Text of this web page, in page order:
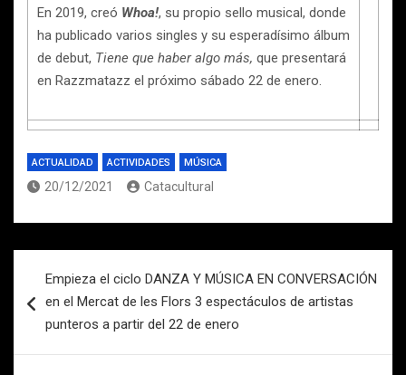
En 2019, creó Whoa!, su propio sello musical, donde
ha publicado varios singles y su esperadísimo álbum
de debut, Tiene que haber algo más, que presentará
en Razzmatazz el próximo sábado 22 de enero.
ACTUALIDAD ACTIVIDADES MÚSICA
20/12/2021 Catacultural
de
entradas
Empieza el ciclo DANZA Y MÚSICA EN CONVERSACIÓN
en el Mercat de les Flors 3 espectáculos de artistas
punteros a partir del 22 de enero